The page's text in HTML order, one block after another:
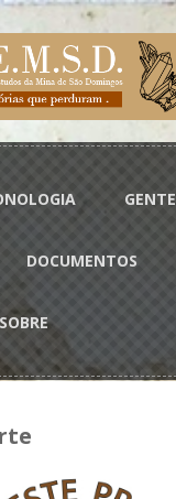
GENTE
DOCUMENTOS
SOBRE